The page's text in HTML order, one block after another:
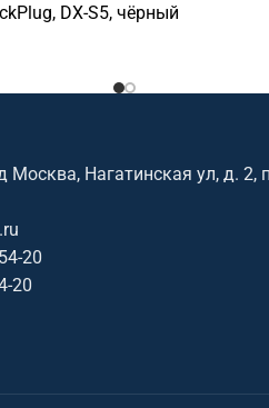
DX-S5, чёрный
Москва, Нагатинская ул, д. 2,
20
20